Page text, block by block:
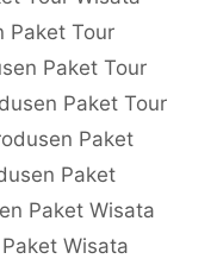
Paket Tour
Paket Tour
Paket Tour
Paket
Paket
Paket Wisata
Wisata